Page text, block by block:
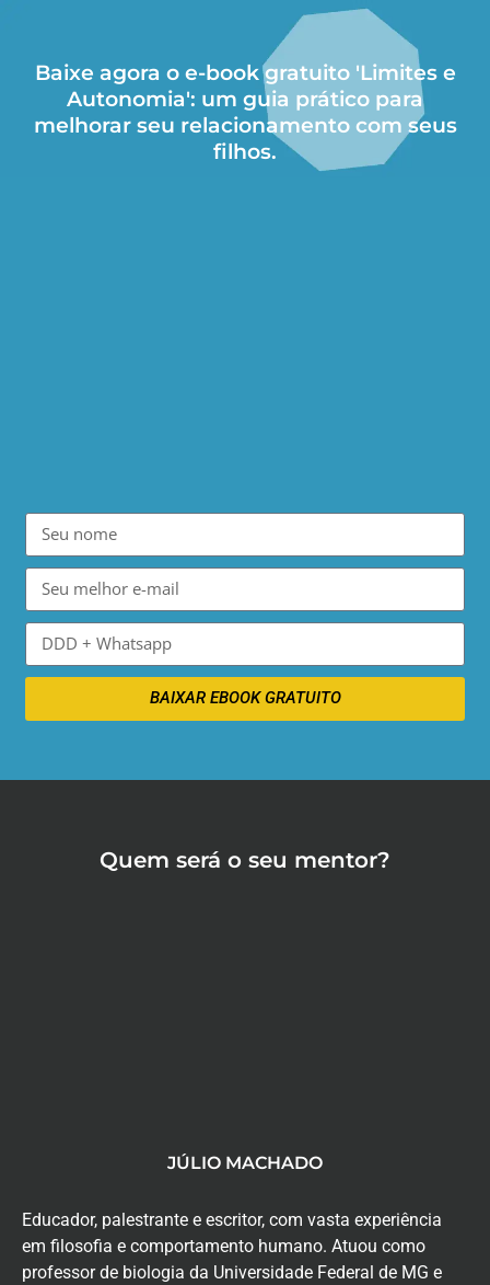
BAIXAR EBOOK GRATUITO
Baixe agora o e-book gratuito 'Limites e
Autonomia': um guia prático para
melhorar seu relacionamento com seus
filhos.​
Quem será o seu mentor?
JÚLIO MACHADO
Educador, palestrante e escritor, com vasta experiência
em filosofia e comportamento humano. Atuou como
professor de biologia da Universidade Federal de MG e